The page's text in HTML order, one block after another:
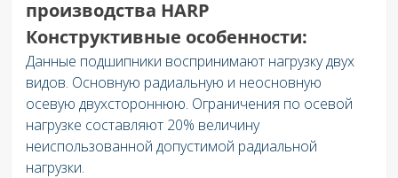
производства HARP
Конструктивные особенности:
Данные подшипники воспринимают нагрузку двух
видов. Основную радиальную и неосновную
осевую двухстороннюю. Ограничения по осевой
нагрузке составляют 20% величину
неиспользованной допустимой радиальной
нагрузки.